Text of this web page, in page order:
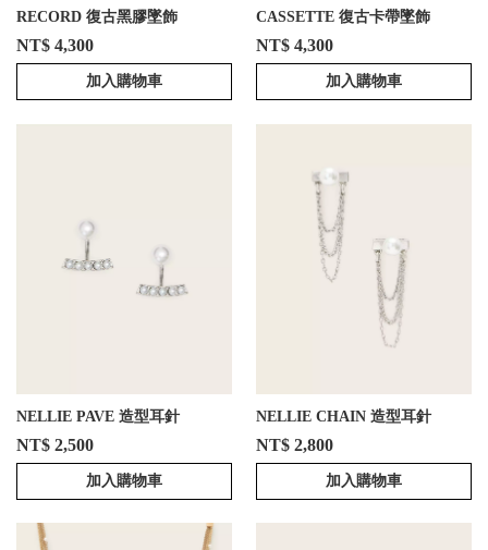
RECORD 復古黑膠墜飾
NT$ 4,300
加入購物車
CASSETTE 復古卡帶墜飾
NT$ 4,300
加入購物車
NELLIE PAVE 造型耳針
NT$ 2,500
加入購物車
NELLIE CHAIN 造型耳針
NT$ 2,800
加入購物車